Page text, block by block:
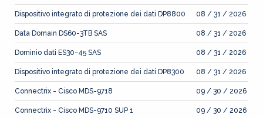
Dispositivo integrato di protezione dei dati DP8800 08 / 31 / 2026
Data Domain DS60-3TB SAS 08 / 31 / 2026
Dominio dati ES30-45 SAS 08 / 31 / 2026
Dispositivo integrato di protezione dei dati DP8300 08 / 31 / 2026
Connectrix - Cisco MDS-9718 09 / 30 / 2026
Connectrix - Cisco MDS-9710 SUP 1 09 / 30 / 2026